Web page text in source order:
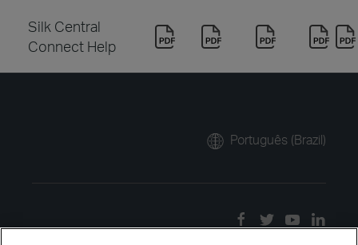
Silk Central
Connect Help
Português (Brazil)